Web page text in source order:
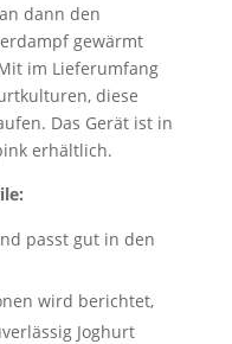
dann den
gewärmt
im Lieferumfang
diese
Das Gerät ist in
erhältlich.
passt gut in den
wird berichtet,
Joghurt